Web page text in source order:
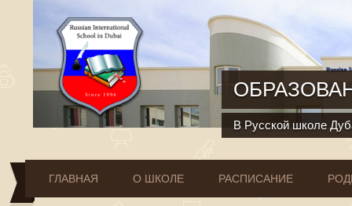
В Русской школе
ГЛАВНАЯ О ШКОЛЕ РАСПИСАНИЕ